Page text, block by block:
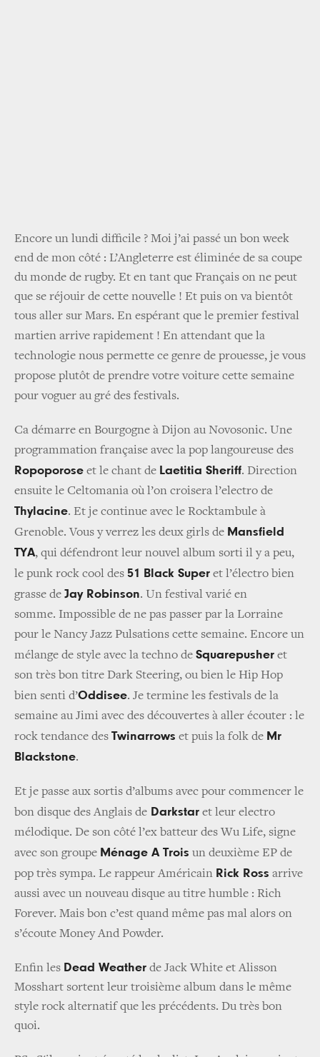
Encore un lundi difficile ? Moi j’ai passé un bon week
end de mon côté : L’Angleterre est éliminée de sa coupe
du monde de rugby. Et en tant que Français on ne peut
que se réjouir de cette nouvelle ! Et puis on va bientôt
tous aller sur Mars. En espérant que le premier festival
martien arrive rapidement ! En attendant que la
technologie nous permette ce genre de prouesse, je vous
propose plutôt de prendre votre voiture cette semaine
pour voguer au gré des festivals.
Ca démarre en Bourgogne à Dijon au Novosonic. Une
programmation française avec la pop langoureuse des
Ropoporose et le chant de Laetitia Sheriff. Direction
ensuite le Celtomania où l’on croisera l’electro de
Thylacine. Et je continue avec le Rocktambule à
Grenoble. Vous y verrez les deux girls de Mansfield
TYA, qui défendront leur nouvel album sorti il y a peu,
le punk rock cool des 51 Black Super et l’électro bien
grasse de Jay Robinson. Un festival varié en
somme. Impossible de ne pas passer par la Lorraine
pour le Nancy Jazz Pulsations cette semaine. Encore un
mélange de style avec la techno de Squarepusher et
son très bon titre Dark Steering, ou bien le Hip Hop
bien senti d’Oddisee. Je termine les festivals de la
semaine au Jimi avec des découvertes à aller écouter : le
rock tendance des Twinarrows et puis la folk de Mr
Blackstone.
Et je passe aux sortis d’albums avec pour commencer le
bon disque des Anglais de Darkstar et leur electro
mélodique. De son côté l’ex batteur des Wu Life, signe
avec son groupe Ménage A Trois un deuxième EP de
pop très sympa. Le rappeur Américain Rick Ross arrive
aussi avec un nouveau disque au titre humble : Rich
Forever. Mais bon c’est quand même pas mal alors on
s’écoute Money And Powder.
Enfin les Dead Weather de Jack White et Alisson
Mosshart sortent leur troisième album dans le même
style rock alternatif que les précédents. Du très bon
quoi.